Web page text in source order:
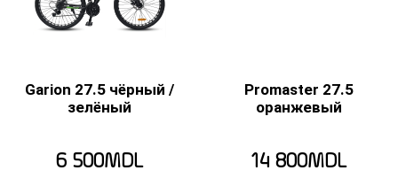
Garion 27.5 чёрный /
зелёный
6 500MDL
Promaster 27.5
оранжевый
14 800MDL